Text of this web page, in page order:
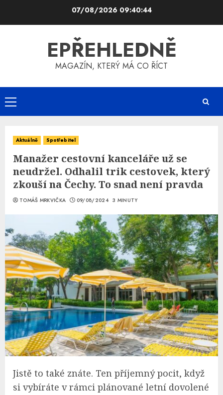
07/08/2026 09:40:45
EPŘEHLEDNĚ
MAGAZÍN, KTERÝ MÁ CO ŘÍCT
Primary
Menu
Aktuálně Spotřebitel
Manažer cestovní kanceláře už se
neudržel. Odhalil trik cestovek, který
zkouší na Čechy. To snad není pravda
TOMÁŠ MRKVIČKA 09/08/2024 3 MINUTY
Jistě to také znáte. Ten příjemný pocit, když
si vybíráte v rámci plánované letní dovolené